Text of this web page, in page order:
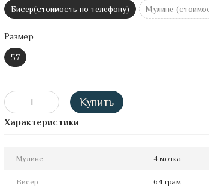
Бисер(стоимость по телефону) Мулине
Размер
57
Купить
Характеристики
Мулине 4 мотка
Бисер 64 грам